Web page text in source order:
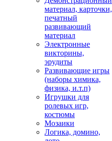
материал, карточки,
печатный
развивающий
материал
Электронные
викторины,
эрудиты
Развивающие игры
(наборы химика,
физика, и.т.п)
Игрушки для
ролевых игр,
костюмы
Мозаики
Логика, домино,